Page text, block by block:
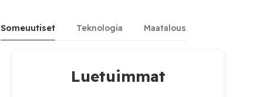
Someuutiset Teknologia Maatalous
Luetuimmat